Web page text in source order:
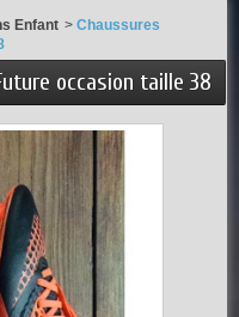
Enfant > Chaussures
occasion taille 38